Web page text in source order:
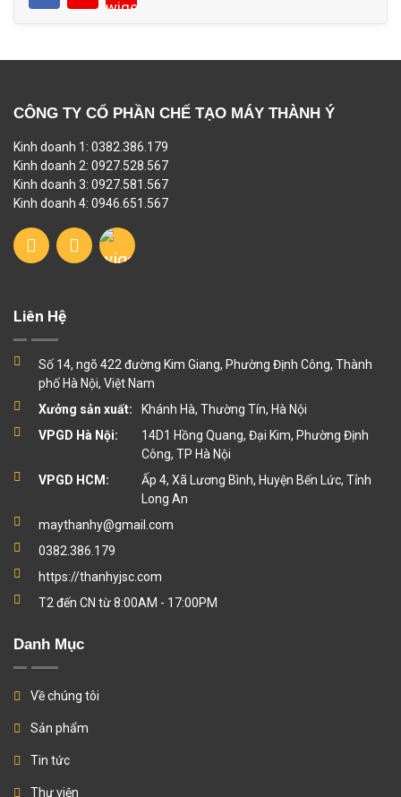
CÔNG TY CỔ PHẦN CHẾ TẠO MÁY THÀNH Ý
Kinh doanh 1: 0382.386.179
Kinh doanh 2: 0927.528.567
Kinh doanh 3: 0927.581.567
Kinh doanh 4: 0946.651.567
Liên Hệ
Số 14, ngõ 422 đường Kim Giang, Phường Định Công, Thành
phố Hà Nội, Việt Nam
Xưởng sản xuất:
Khánh Hà, Thường Tín, Hà Nội
VPGD Hà Nội:
14D1 Hồng Quang, Đại Kim, Phường Định
Công, TP Hà Nội
VPGD HCM:
Ấp 4, Xã Lương Bình, Huyện Bến Lức, Tỉnh
Long An
maythanhy@gmail.com
0382.386.179
https://thanhyjsc.com
T2 đến CN từ 8:00AM - 17:00PM
Danh Mục
Về chúng tôi
Sản phẩm
Tin tức
Thư viện